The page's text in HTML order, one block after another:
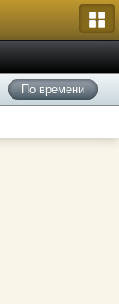
По времени